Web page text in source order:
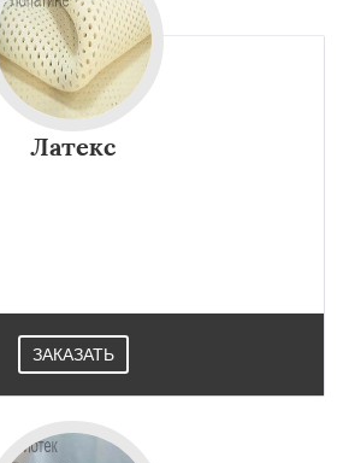
Латекс
ЗАКАЗАТЬ